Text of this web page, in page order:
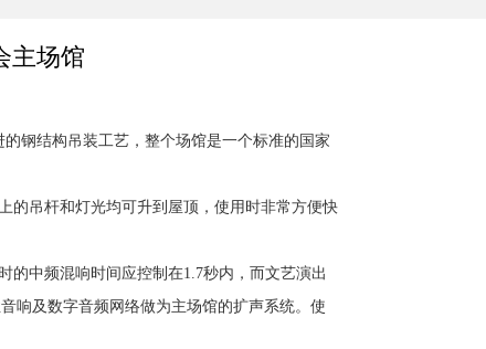
主场馆
钢结构吊装工艺，整个场馆是一个标准的国家
吊杆和灯光均可升到屋顶，使用时非常方便快
中频混响时间应控制在1.7秒内，而文艺演出
响及数字音频网络做为主场馆的扩声系统。使